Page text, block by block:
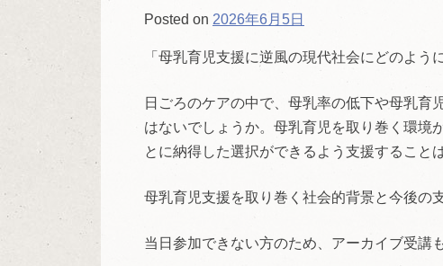
Posted on 2026年6月5日
「母乳育児支援に逆風の現代社会にどのよう
日ごろのケアの中で、母乳率の低下や母乳
はないでしょうか。母乳育児を取り巻く環境
とに納得した選択ができるよう支援すること
母乳育児支援を取り巻く社会的背景と今後の
当日参加できない方のため、アーカイブ受講